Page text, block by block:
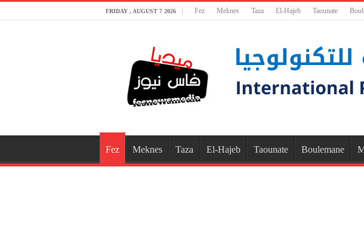
FRIDAY , AUGUST 7 2026 Fez Meknes Taza El-Hajeb Taounate
Fez Meknes Taza El-Hajeb Taounate Boulemane